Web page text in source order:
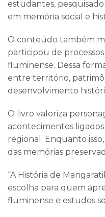
estudantes,
em memória social e
O conteúdo também
participou de
fluminense. Dessa
entre território,
desenvolvimento
O livro valoriza
acontecimentos
regional. Enquanto
das memórias
“A História de
escolha para quem
fluminense e estudos